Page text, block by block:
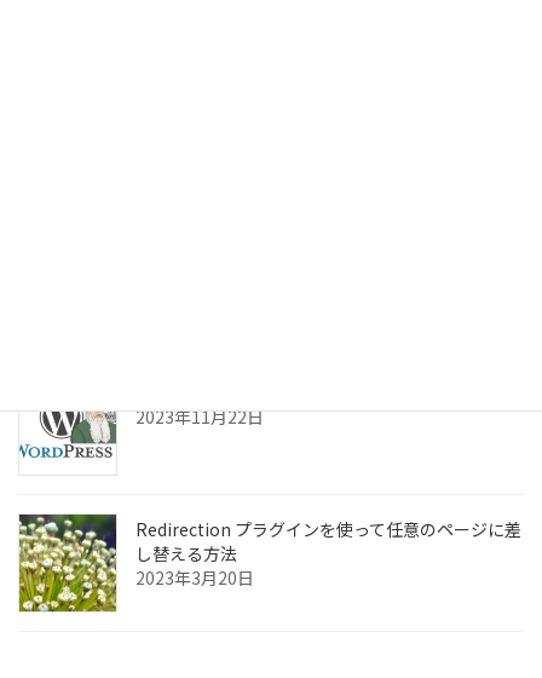
2023年11月22日
Redirection プラグインを使って任意のページに差
し替える方法
2023年3月20日